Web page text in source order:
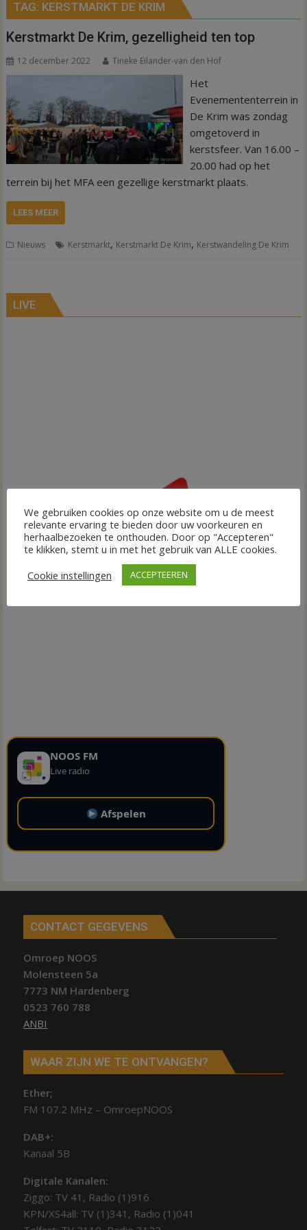
TAG: KERSTMARKT DE KRIM
Kerstmarkt De Krim, gezelligheid ten top
12 december 2022 Tineke Eilander-van den Hof
Het
Evenemententerrein in
De Krim was zondag
omgetoverd in
kerstsfeer. Van 16.00 –
20.00 had op het
terrein bij het MFA een gezellige kerstmarkt plaats.
LEES MEER
Nieuws Kerstmarkt, Kerstmarkt De Krim, Kerstwandeling De Krim
LIVE
NOOS FM
Live radio
Afspelen
CONTACT GEGEVENS
Omroep NOOS
Molensteen 5a
7773 NM Hardenberg
0523 760 788
ANBI
WAAR ZIJN WE TE ONTVANGEN?
Ether;
FM 107.2 MHz – OmroepNOOS
DAB+:
Kanaal 5B
Digitale Kanalen:
Ziggo: TV 41, Radio (1)916
KPN/XS4all: TV (1)341, Radio (1)041
We gebruiken cookies op onze website om u de meest
relevante ervaring te bieden door uw voorkeuren en
herhaalbezoeken te onthouden. Door op "Accepteren"
te klikken, stemt u in met het gebruik van ALLE cookies.
Cookie instellingen
ACCEPTEEREN